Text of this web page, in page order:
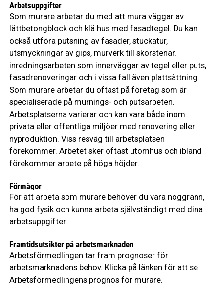
Arbetsuppgifter
Som murare arbetar du med att mura väggar av
lättbetongblock och klä hus med fasadtegel. Du kan
också utföra putsning av fasader, stuckatur,
utsmyckningar av gips, murverk till skorstenar,
inredningsarbeten som innerväggar av tegel eller puts,
fasadrenoveringar och i vissa fall även plattsättning.
Som murare arbetar du oftast på företag som är
specialiserade på murnings- och putsarbeten.
Arbetsplatserna varierar och kan vara både inom
privata eller offentliga miljöer med renovering eller
nyproduktion. Viss resväg till arbetsplatsen
förekommer. Arbetet sker oftast utomhus och ibland
förekommer arbete på höga höjder.
Förmågor
För att arbeta som murare behöver du vara noggrann,
ha god fysik och kunna arbeta självständigt med dina
arbetsuppgifter.
Framtidsutsikter på arbetsmarknaden
Arbetsförmedlingen tar fram prognoser för
arbetsmarknadens behov. Klicka på länken för att se
Arbetsförmedlingens prognos för murare.